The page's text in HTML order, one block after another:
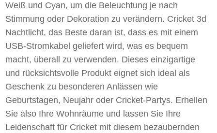
Weiß und Cyan, um die Beleuchtung je nach
Stimmung oder Dekoration zu verändern. Cricket 3d
Nachtlicht, das Beste daran ist, dass es mit einem
USB-Stromkabel geliefert wird, was es bequem
macht, überall zu verwenden. Dieses einzigartige
und rücksichtsvolle Produkt eignet sich ideal als
Geschenk zu besonderen Anlässen wie
Geburtstagen, Neujahr oder Cricket-Partys. Erhellen
Sie also Ihre Wohnräume und lassen Sie Ihre
Leidenschaft für Cricket mit diesem bezaubernden